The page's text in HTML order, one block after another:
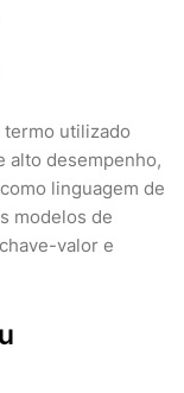
termo utilizado
alto desempenho,
linguagem de
modelos de
valor e